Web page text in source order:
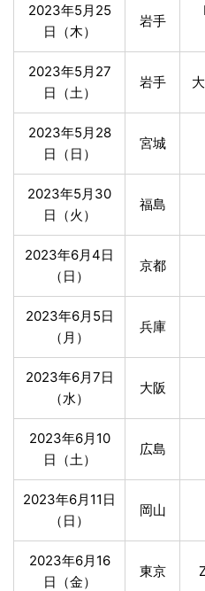
2023年5月25
日（木）
岩手
2023年5月27
日（土）
岩手
2023年5月28
日（日）
宮城
2023年5月30
日（火）
福島
2023年6月4日
（日）
京都
2023年6月5日
（月）
兵庫
2023年6月7日
（水）
大阪
2023年6月10
日（土）
広島
2023年6月11日
（日）
岡山
2023年6月16
日（金）
東京